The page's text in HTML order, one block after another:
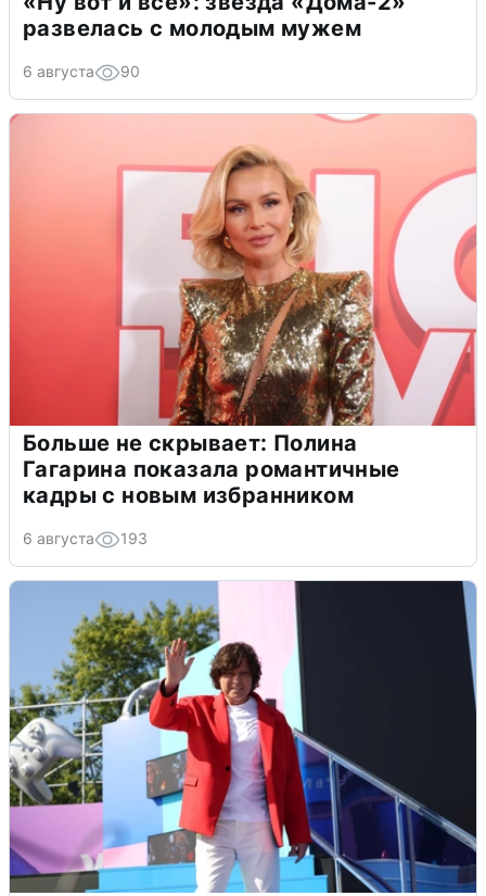
развелась с молодым мужем
6 августа 90
Больше не скрывает: Полина
Гагарина показала романтичные
кадры с новым избранником
6 августа 193